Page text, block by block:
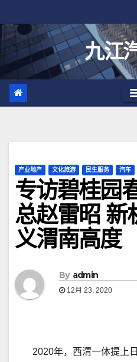
至
九江
产业地产 文化旅游 民生服务 汽车
专访碧桂园
总赵雷昭 新
义渭南高度
By admin
12月 23, 2020
2020年，西渭一体提上日